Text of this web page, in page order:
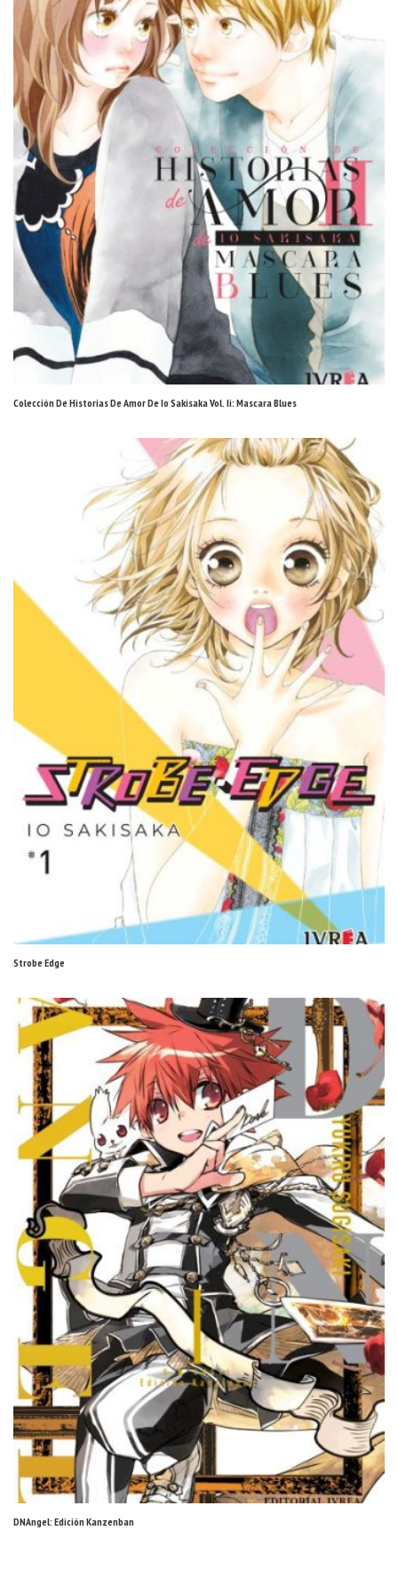
Colección De Historias De Amor De Io Sakisaka Vol. Ii: Mascara Blues
Strobe Edge
DNAngel: Edición Kanzenban